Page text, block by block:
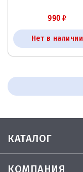
990₽
Нет в наличии
КАТАЛОГ
КОМПАНИЯ